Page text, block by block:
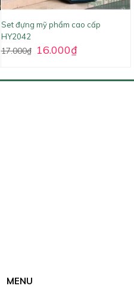
Set đựng mỹ phẩm cao cấp
HY2042
17.000₫ 16.000₫
MENU